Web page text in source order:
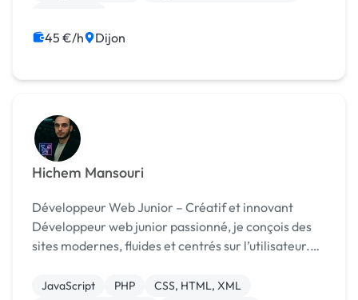
45 €/h Dijon
Hichem Mansouri
Développeur Web Junior – Créatif et innovant
Développeur web junior passionné, je conçois des
sites modernes, fluides et centrés sur l’utilisateur.
et aime relever de nouveaux défis. Ce qui m...
JavaScript PHP
CSS, HTML, XML